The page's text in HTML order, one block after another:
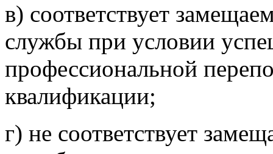
в) соответствует
службы при условии
профессиональной
квалификации;
г) не соответствует